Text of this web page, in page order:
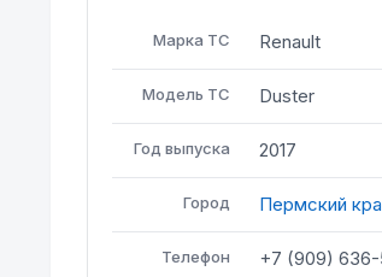
Марка ТС Renault
Модель ТС Duster
Год выпуска 2017
Город Пермский
Телефон +7 (909)